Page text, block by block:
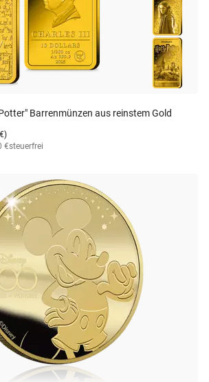
Barrenmünzen aus reinstem Gold
€steuerfrei